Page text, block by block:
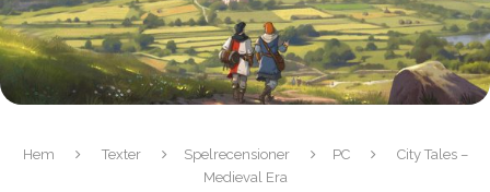
Hem Texter Spelrecensioner PC
City Tales –
Medieval Era